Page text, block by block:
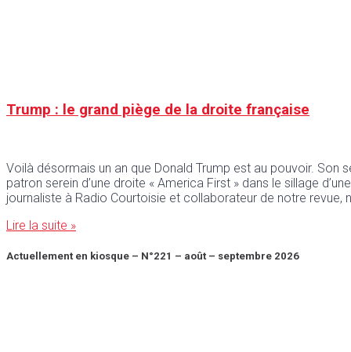
Trump : le grand piège de la droite française
Voilà désormais un an que Donald Trump est au pouvoir.
patron serein d’une droite « America First » dans le sillage
journaliste à Radio Courtoisie et collaborateur de notre revue,
Lire la suite »
Actuellement en kiosque – N°221 – août – septembre 2026